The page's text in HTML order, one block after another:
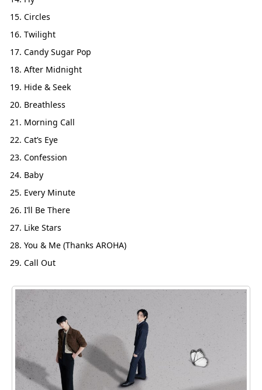
Circles
Twilight
Candy Sugar Pop
After Midnight
Hide & Seek
Breathless
Morning Call
Cat’s Eye
Confession
Baby
Every Minute
I’ll Be There
Like Stars
You & Me (Thanks AROHA)
Call Out